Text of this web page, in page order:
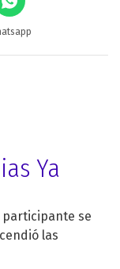
Ya